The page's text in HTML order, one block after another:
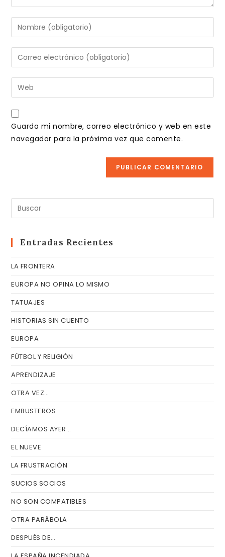
Introduce
tu
nombre
de
usuario
para
comentar
Introduce
tu
dirección
de
electrónico
para
comentar
Introduce
la
URL
de
Guarda mi nombre, correo electrónico y web en este
navegador para la próxima vez que comente.
Entradas Recientes
LA FRONTERA
EUROPA NO OPINA LO MISMO
TATUAJES
HISTORIAS SIN CUENTO
EUROPA
FÚTBOL Y RELIGIÓN
APRENDIZAJE
OTRA VEZ…
EMBUSTEROS
DECÍAMOS AYER…
EL NUEVE
LA FRUSTRACIÓN
SUCIOS SOCIOS
NO SON COMPATIBLES
OTRA PARÁBOLA
DESPUÉS DE…